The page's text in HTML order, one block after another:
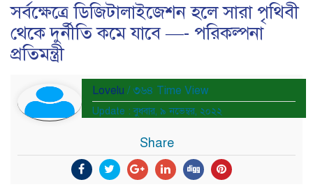
সর্বক্ষেত্রে ডিজিটালাইজেশন হলে সারা পৃথিবী
থেকে দুর্নীতি কমে যাবে —- পরিকল্পনা
প্রতিমন্ত্রী
Lovelu / ৩৬৪ Time View
Update : বুধবার, ৯ নভেম্বর, ২০২২
Share